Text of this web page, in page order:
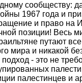
сообществу:
1967 года и
и право на
позиции! Весь
путают
мира и никакой
- это не
палестинцев и